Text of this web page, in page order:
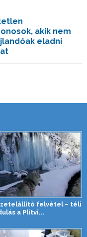
akik nem
eladni
felvétel – téli
a Plitvi...